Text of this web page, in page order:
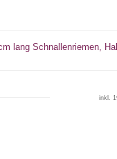
lang Schnallenriemen,
inkl.